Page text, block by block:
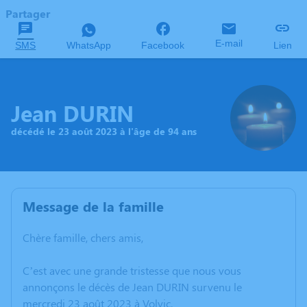
Partager
SMS WhatsApp Facebook E-mail Lien
Jean DURIN
décédé le 23 août 2023 à l'âge de 94 ans
Message de la famille
Chère famille, chers amis,
C’est avec une grande tristesse que nous vous
annonçons le décès de Jean DURIN survenu le
mercredi 23 août 2023 à Volvic.